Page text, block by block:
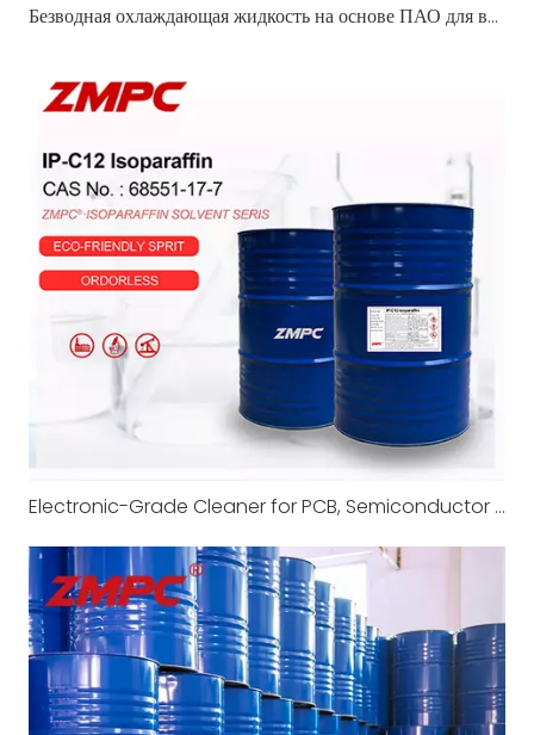
Безводная охлаждающая жидкость на основе ПАО для высокопроизводительных транспортных средств и систем терморегулирования
Electronic-Grade Cleaner for PCB, Semiconductor & Precision Electronics Cleaning Applications